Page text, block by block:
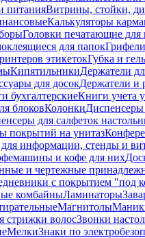
питанияВитрины, стойки,
Калькуляторы
Головки печатающие для
для папок
этикетокГубка и
КипятильникиДержатели
для досокДержатели и
бухгалтерскиеКниги учета
блоковКолонки
для салфеток
покрытий на унитаз
информации, стенды и
и кофе для них
и чертежные
с покрытием "под
комбайныЛаминаторы
Магнитолы
стрижки волосЗвонки
МелкиЗнаки по